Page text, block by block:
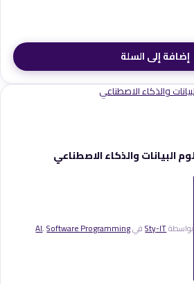
إضافة إلى السلة
البيانات والذكاء الاصطناعي
بواسطةSty-ITفي AI,Software Programming